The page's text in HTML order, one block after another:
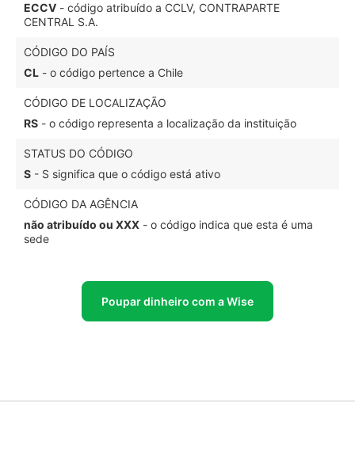
ECCV - código atribuído a CCLV, CONTRAPARTE
CENTRAL S.A.
CÓDIGO DO PAÍS
CL - o código pertence a Chile
CÓDIGO DE LOCALIZAÇÃO
RS - o código representa a localização da instituição
STATUS DO CÓDIGO
S - S significa que o código está ativo
CÓDIGO DA AGÊNCIA
não atribuído ou XXX - o código indica que esta é uma
sede
Poupar dinheiro com a Wise